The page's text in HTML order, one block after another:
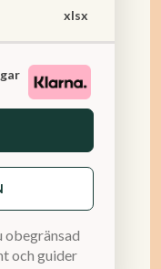
xlsx
obegränsad
och guider